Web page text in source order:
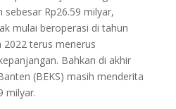
Rp26.59 milyar,
mulai beroperasi di tahun
2022 terus menerus
Bahkan di akhir
(BEKS) masih menderita
milyar.